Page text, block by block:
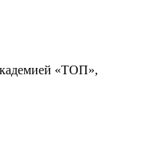
«ТОП»,